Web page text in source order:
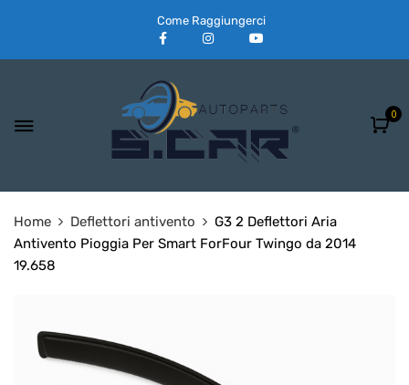
Come Raggiungerci
0
Home Deflettori antivento
G3 2 Deflettori Aria
Antivento Pioggia Per Smart ForFour Twingo da 2014
19.658